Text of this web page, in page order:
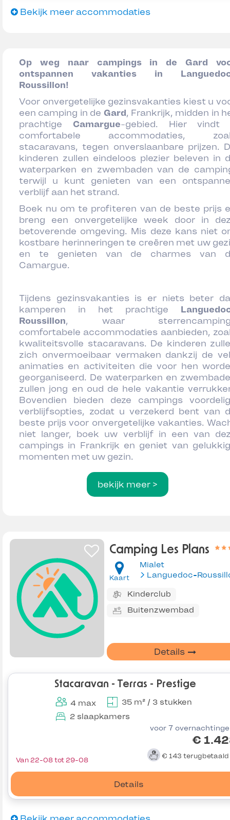
Bekijk meer accommodaties
Op weg naar campings in de Gard
ontspannen vakanties in
Roussillon!
Voor onvergetelijke gezinsvakanties kiest u
een camping in de Gard, Frankrijk, midden in
prachtige Camargue-gebied. Hier vindt
comfortabele accommodaties,
stacaravans, tegen onverslaanbare prijzen.
kinderen zullen eindeloos plezier beleven in
waterparken en zwembaden van de
terwijl u kunt genieten van een
verblijf aan het strand.
Boek nu om te profiteren van de beste prijs
breng een onvergetelijke week door in
betoverende omgeving. Mis deze kans niet
kostbare herinneringen te creëren met uw
en te genieten van de charmes van
Camargue.
Tijdens gezinsvakanties is er niets beter
kamperen in het prachtige
Roussillon, waar
comfortabele accommodaties aanbieden,
kwaliteitsvolle stacaravans. De kinderen
zich onvermoeibaar vermaken dankzij de
animaties en activiteiten die voor hen
georganiseerd. De waterparken en
zullen jong en oud de hele vakantie
Bovendien bieden deze campings
verblijfsopties, zodat u verzekerd bent van
beste prijs voor onvergetelijke vakanties.
niet langer, boek uw verblijf in een van
campings in Frankrijk en geniet van
momenten met uw gezin.
bekijk meer >
Camping Les Plans
Kaart
Mialet
Languedoc-
Kinderclub
Buitenzwembad
Details
Stacaravan - Terras - Prestige
4 max
35 m² / 3 stukken
2 slaapkamers
voor 7
€
€ 143 terugbetaald
Details
Van 22-08 tot 29-08